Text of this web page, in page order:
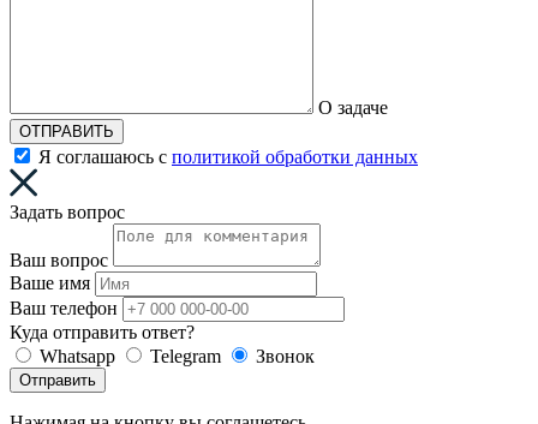
О задаче
ОТПРАВИТЬ
Я соглашаюсь с политикой обработки данных
Задать вопрос
Ваш вопрос
Ваше имя
Ваш телефон
Куда отправить ответ?
Whatsapp
Telegram Звонок
Отправить